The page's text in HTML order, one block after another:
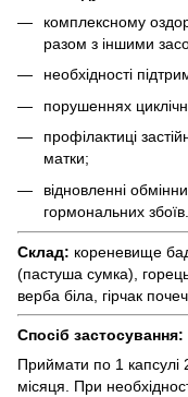
комплексному
разом з іншими
необхідності
порушеннях
профілактиці
матки;
відновленні
гормональних збоїв.
Склад: кореневище
(пастуша сумка),
верба біла, гірчак
Спосіб застосування:
Приймати по 1 капсулі
місяця. При